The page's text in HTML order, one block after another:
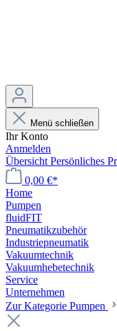
Menü schließen
Ihr Konto
Anmelden
Übersicht Persönliches
0,00 €*
Home
Pumpen
fluidFIT
Pneumatikzubehör
Industriepneumatik
Vakuumtechnik
Vakuumhebetechnik
Service
Unternehmen
Zur Kategorie Pumpen